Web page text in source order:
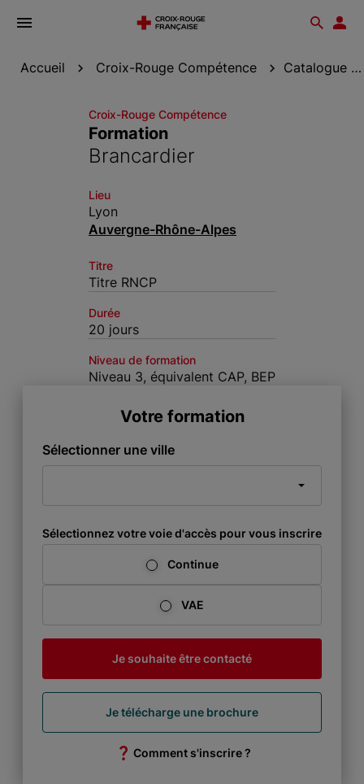
Ouvrir
Accueil Croix-Rouge Compétence Catalogue de formation
Croix-Rouge Compétence
Formation
Brancardier
Lieu
Lyon
Auvergne-Rhône-Alpes
Titre
Titre RNCP
Durée
20 jours
Niveau de formation
Niveau 3, équivalent CAP, BEP
Votre formation
Sélectionner une ville
Sélectionnez votre voie d'accès pour vous inscrire
Continue
VAE
Je souhaite être contacté
Je télécharge une brochure
Comment s'inscrire ?